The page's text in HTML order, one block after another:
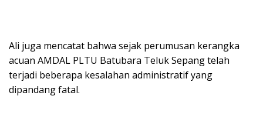
Ali juga mencatat bahwa sejak perumusan kerangka
acuan AMDAL PLTU Batubara Teluk Sepang telah
terjadi beberapa kesalahan administratif yang
dipandang fatal.